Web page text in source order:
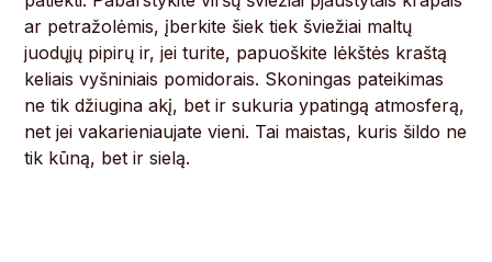
ar petražolėmis, įberkite šiek tiek šviežiai maltų
juodųjų pipirų ir, jei turite, papuoškite lėkštės kraštą
keliais vyšniniais pomidorais. Skoningas pateikimas
ne tik džiugina akį, bet ir sukuria ypatingą atmosferą,
net jei vakarieniaujate vieni. Tai maistas, kuris šildo ne
tik kūną, bet ir sielą.